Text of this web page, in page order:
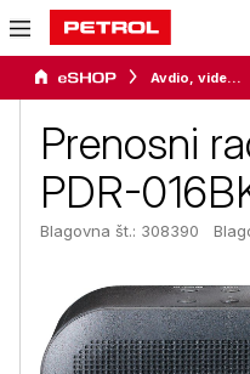
Avdio, video in telefonija
Prenosni
PDR-
Blagovna št.: 308390